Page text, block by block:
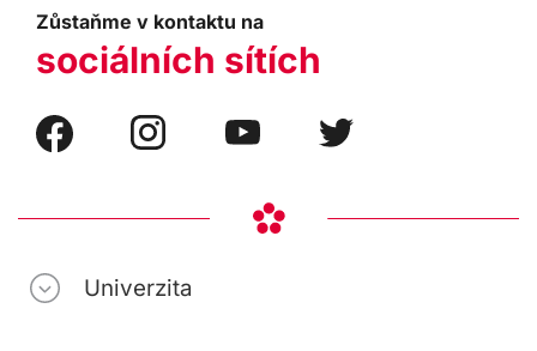
Zůstaňme v kontaktu na
sociálních sítích
Univerzita